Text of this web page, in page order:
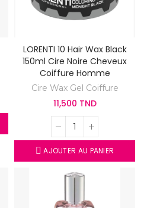
LORENTI 10 Hair Wax Black
150ml Cire Noire Cheveux
Coiffure Homme
Cire Wax Gel Coiffure
11,500 TND
AJOUTER AU PANIER